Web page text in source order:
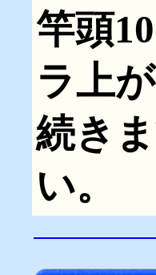
竿頭
ラ上
続き
い。